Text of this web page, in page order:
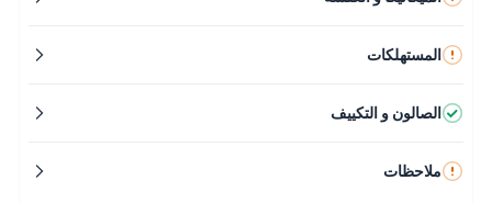
المستهلكات
الصالون و التكييف
ملاحظات